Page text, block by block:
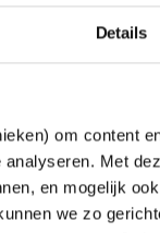
Details
om content
Met
en mogelijk
we zo